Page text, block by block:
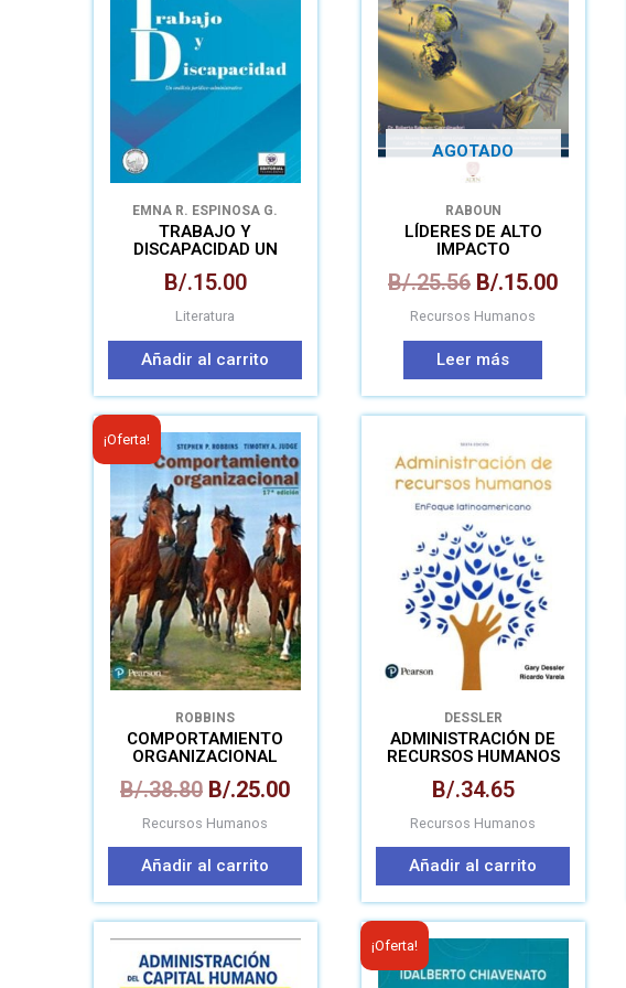
EMNA R. ESPINOSA G.
TRABAJO Y
DISCAPACIDAD UN
ADMINISTRATIVO
B/.15.00
Literatura
Añadir al carrito
AGOTADO
RABOUN
LÍDERES DE ALTO
IMPACTO
B/.25.56
era:
B/.25.56.
B/.15.00
es:
B/
Recursos Humanos
Leer más
¡Oferta!
ROBBINS
COMPORTAMIENTO
ORGANIZACIONAL
B/.38.80
El
precio
original
era:
B/.38.80.
B/.25.00
El
precio
actual
es:
B/.25.00.
Recursos Humanos
Añadir al carrito
DESSLER
ADMINISTRACIÓN DE
RECURSOS HUMANOS
LATINOAMERICA
B/.34.65
Recursos Humanos
Añadir al carrito
¡Oferta!
El
precio
El